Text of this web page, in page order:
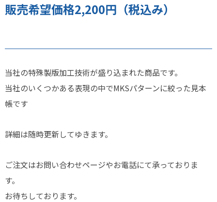
販売希望価格2,200円（税込み）
当社の特殊製版加工技術が盛り込まれた商品です。
当社のいくつかある表現の中でMKSパターンに絞った見本
帳です
詳細は随時更新してゆきます。
ご注文はお問い合わせページやお電話にて承っておりま
す。
お待ちしております。